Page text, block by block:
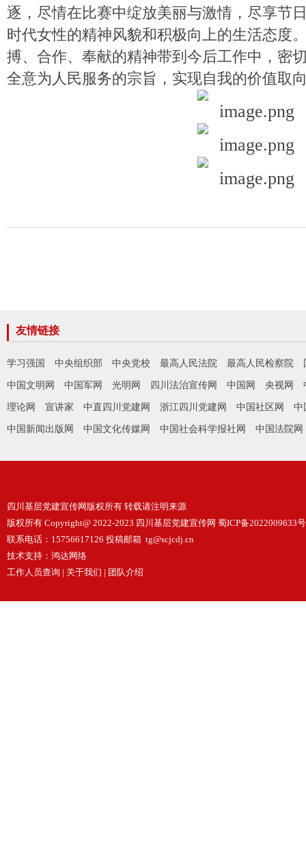
逐，尽情在比赛中绽放美丽与激情，尽享节
时代女性的精神风貌和积极向上的生活态度
搏、合作、奉献的精神带到今后工作中，密
全意为人民服务的宗旨，实现自我的价值取
友情链接
学习强国 中央组织部 中央党校 最高人民法院 最高人民检察院
中国文明网 中国军网 光明网 四川法治宣传网 中国网 央视网
理论网 宣讲家 中直四川党建网 浙江四川党建网 中国社区网 中
中国新闻出版网 中国文化传媒网 中国社会科学报社网 中国法院网
四川基层党建宣传网版权所有 转载请注明来源
版权所有 Copyright@ 2022-2023 四川基层党建宣传网 蜀ICP备2022009633号
联系电话：15756617126 投稿邮箱 tg@scjcdj.cn
技术支持： 鸿达网络
工作人员查询 | 关于我们 | 团队介绍